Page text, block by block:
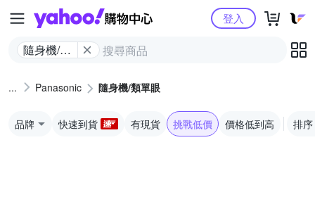
Yahoo購物中心
隨身機/類
登入
Panasonic 隨身機/類單眼
品牌 快速到貨 有現貨 挑戰低價 價格低到高 排序